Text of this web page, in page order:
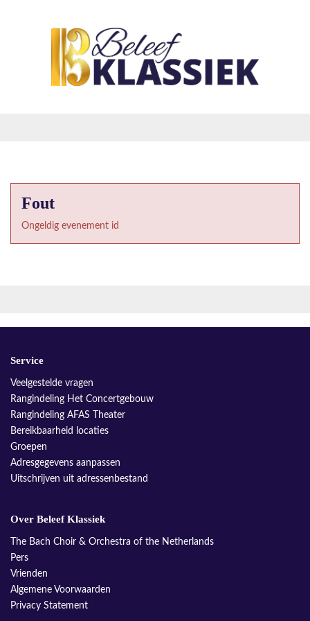
Fout
Ongeldig evenement id
Service
Veelgestelde vragen
Rangindeling Het Concertgebouw
Rangindeling AFAS Theater
Bereikbaarheid locaties
Groepen
Adresgegevens aanpassen
Uitschrijven uit adressenbestand
Over Beleef Klassiek
The Bach Choir & Orchestra of the Netherlands
Pers
Vrienden
Algemene Voorwaarden
Privacy Statement